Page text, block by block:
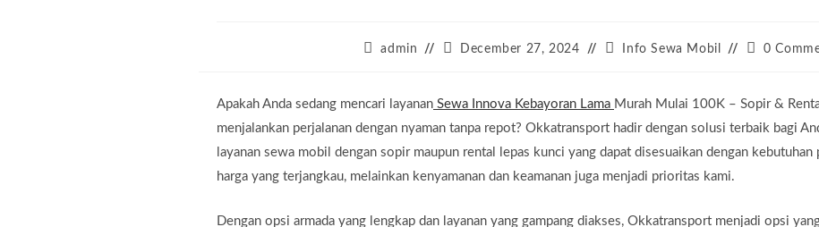
Postadmin
PostDecember 27, 2024
PostInfo Sewa Mobil
Post
0
Apakah Anda sedang mencari layanan Sewa Innova Kebayoran Lama Murah Mulai 100K – Sopir &
menjalankan perjalanan dengan nyaman tanpa repot? Okkatransport hadir dengan solusi terbaik bagi
layanan sewa mobil dengan sopir maupun rental lepas kunci yang dapat disesuaikan dengan kebutuhan
harga yang terjangkau, melainkan kenyamanan dan keamanan juga menjadi prioritas kami.
Dengan opsi armada yang lengkap dan layanan yang gampang diakses, Okkatransport menjadi opsi